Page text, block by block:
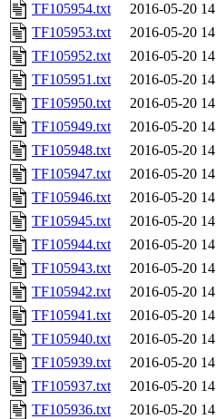
TF105954.txt
2016-05-20
TF105953.txt
2016-05-20
TF105952.txt
2016-05-20
TF105951.txt
2016-05-20
TF105950.txt
2016-05-20
TF105949.txt
2016-05-20
TF105948.txt
2016-05-20
TF105947.txt
2016-05-20
TF105946.txt
2016-05-20
TF105945.txt
2016-05-20
TF105944.txt
2016-05-20
TF105943.txt
2016-05-20
TF105942.txt
2016-05-20
TF105941.txt
2016-05-20
TF105940.txt
2016-05-20
TF105939.txt
2016-05-20
TF105937.txt
2016-05-20
TF105936.txt
2016-05-20